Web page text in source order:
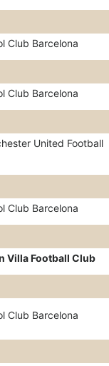
Club Barcelona
Club Barcelona
United Football
Club Barcelona
Villa Football Club
Club Barcelona